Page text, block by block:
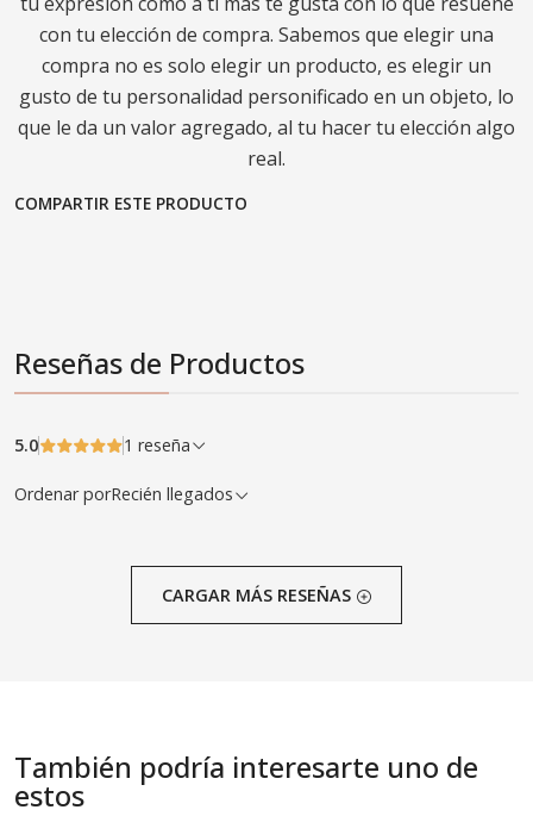
con tu elección de compra. Sabemos que elegir una
compra no es solo elegir un producto, es elegir un
gusto de tu personalidad personificado en un objeto, lo
que le da un valor agregado, al tu hacer tu elección algo
real.
COMPARTIR ESTE PRODUCTO
Reseñas de Productos
5.0 1 reseña
Ordenar porRecién llegados
CARGAR MÁS RESEÑAS
También podría interesarte uno de
estos